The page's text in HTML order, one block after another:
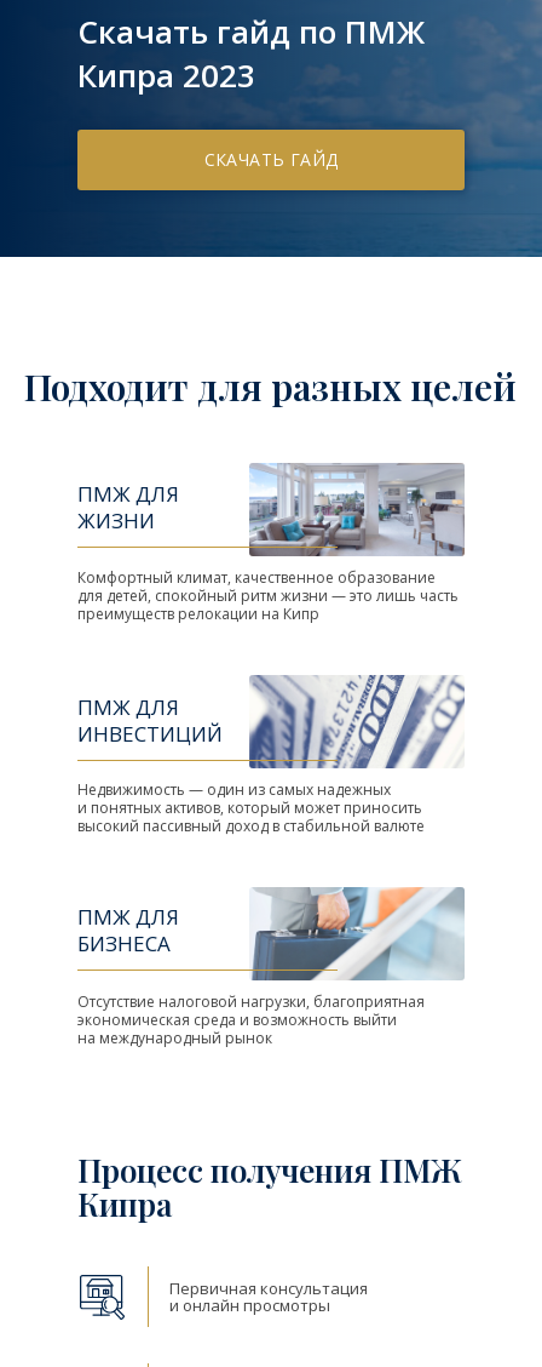
Скачать гайд по ПМЖ
Кипра 2023
СКАЧАТЬ ГАЙД
Подходит для разных целей
ПМЖ ДЛЯ
БИЗНЕСА
Отсутствие налоговой нагрузки, благоприятная
экономическая среда и возможность выйти
на международный рынок
ПМЖ ДЛЯ
ЖИЗНИ
Комфортный климат, качественное образование
для детей, спокойный ритм жизни — это лишь часть
преимуществ релокации на Кипр
ПМЖ ДЛЯ
ИНВЕСТИЦИЙ
Недвижимость — один из самых надежных
и понятных активов, который может приносить
высокий пассивный доход в стабильной валюте
Процесс получения ПМЖ
Кипра
Первичная консультация
и онлайн просмотры